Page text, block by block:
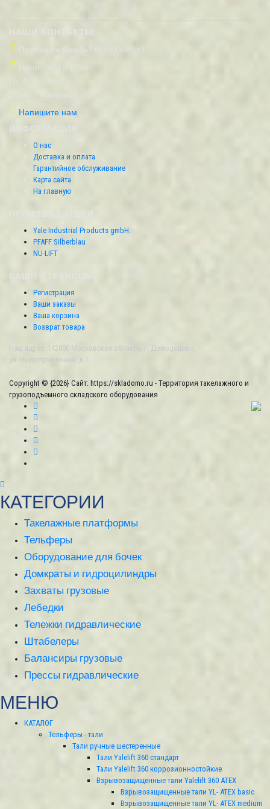
НАШИ КОНТАКТЫ
Позвоните нам: +7 985 345-93-61
Пн-чт: 9:00 – 17:00
Пт: 9:00 – 16:30
Сб-вс - выходной
Напишите нам
ИНФОРМАЦИЯ
О нас
Доставка и оплата
Гарантийное обслуживание
Карта сайта
На главную
ПРОИЗВОДИТЕЛИ
Yale Industrial Products gmbH
PFAFF Silberblau
NU-LIFT
ВАШИ СТРАНИЦЫ
Регистрация
Ваши заказы
Ваша корзина
Возврат товара
Наш адрес: 142000 Московская область, г. Домодедово,
ул. Индустриальная, д.1
Copyright © {2026} Сайт: https://skladomo.ru - Территория такелажного и
грузоподъемного складского оборудования
КАТЕГОРИИ
Такелажные платформы
Тельферы
Оборудование для бочек
Домкраты и гидроцилиндры
Захваты грузовые
Лебедки
Тележки гидравлические
Штабелеры
Балансиры грузовые
Прессы гидравлические
МЕНЮ
КАТАЛОГ
Тельферы - тали
Тали ручные шестеренные
Тали Yalelift 360 стандарт
Тали Yalelift 360 коррозионностойкие
Взрывозащищенные тали Yalelift 360 ATEX
Взрывозащищенные тали YL- ATEX basic
Взрывозащищенные тали YL- ATEX medium